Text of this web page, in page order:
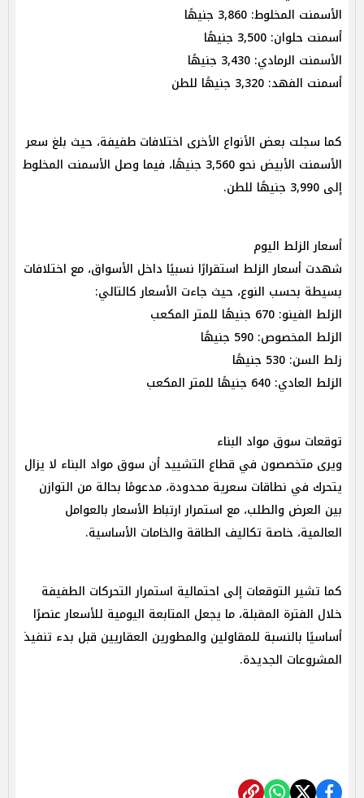
الأسمنت المخلوط: 3,860 جنيهًا
أسمنت حلوان: 3,500 جنيهًا
الأسمنت الرمادي: 3,430 جنيهًا
أسمنت الفهد: 3,320 جنيهًا للطن
كما سجلت بعض الأنواع الأخرى اختلافات طفيفة، حيث بلغ سعر
الأسمنت الأبيض نحو 3,560 جنيهًا، فيما وصل الأسمنت المخلوط
إلى 3,990 جنيهًا للطن.
أسعار الزلط اليوم
شهدت أسعار الزلط استقرارًا نسبيًا داخل الأسواق، مع اختلافات
بسيطة بحسب النوع، حيث جاءت الأسعار كالتالي:
الزلط الفينو: 670 جنيهًا للمتر المكعب
الزلط المخصوص: 590 جنيهًا
زلط السن: 530 جنيهًا
الزلط العادي: 640 جنيهًا للمتر المكعب
توقعات سوق مواد البناء
ويرى متخصصون في قطاع التشييد أن سوق مواد البناء لا يزال
يتحرك في نطاقات سعرية محدودة، مدعومًا بحالة من التوازن
بين العرض والطلب، مع استمرار ارتباط الأسعار بالعوامل
العالمية، خاصة تكاليف الطاقة والخامات الأساسية.
كما تشير التوقعات إلى احتمالية استمرار التحركات الطفيفة
خلال الفترة المقبلة، ما يجعل المتابعة اليومية للأسعار عنصرًا
أساسيًا بالنسبة للمقاولين والمطورين العقاريين قبل بدء تنفيذ
المشروعات الجديدة.